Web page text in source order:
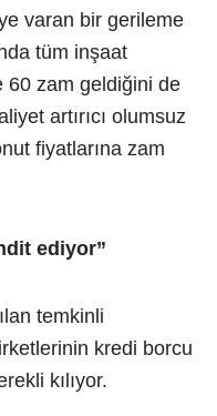
varan bir gerileme
tüm inşaat
60 zam geldiğini de
artırıcı olumsuz
fiyatlarına zam
ediyor”
temkinli
kredi borcu
kılıyor.